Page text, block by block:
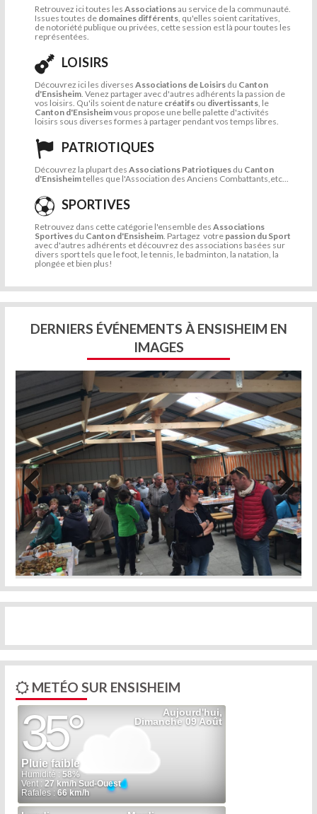
Retrouvez ici toutes les Associationsau service de la communauté.
Issues toutes de domaines différents , qu'elles soient caritatives,
de notoriété publique ou privées, cette session est là pour toutes les
représentées.
LOISIRS
Découvrez ici les diverses Associations de Loisirs du Canton
d'Ensisheim . Venez partager avec d'autres adhérents la passion de
vos loisirs. Qu'ils soient de nature créatifs ou divertissants , le
Canton d'Ensisheimvous propose une belle palette d'activités
loisirs sous diverses formes à partager pendant vos temps libres.
PATRIOTIQUES
Découvrez la plupart des Associations Patriotiques du Canton
d'Ensisheimtelles que l'Association des Anciens Combattants,etc...
SPORTIVES
Retrouvez dans cette catégorie l'ensemble des Associations
Sportives du Canton d'Ensisheim . Partagez votre passion du Sport
avec d'autres adhérents et découvrez des associations basées sur
divers sport tels que le foot, le tennis, le badminton, la natation, la
plongée et bien plus!
DERNIERS ÉVÉNEMENTS À ENSISHEIM EN
IMAGES
Previous Next
METÉO SUR ENSISHEIM